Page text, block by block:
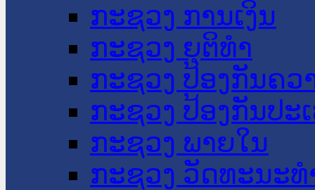
ກະຊວງ ການເງິນ
ກະຊວງ ຍຸຕິທໍາ
ກະຊວງ ປ້ອງກັນຄວ
ກະຊວງ ປ້ອງກັນປະ
ກະຊວງ ພາຍໃນ
ກະຊວງ ວັດທະນະ